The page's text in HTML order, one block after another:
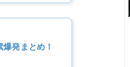
発まとめ！